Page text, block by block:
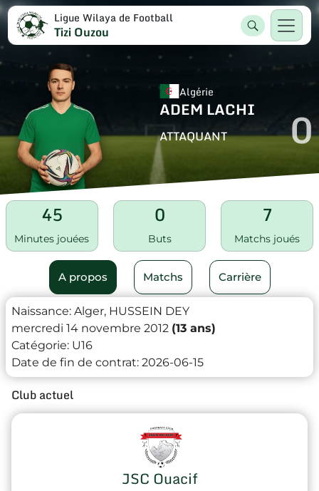
Ligue Wilaya de Football
Tizi Ouzou
Algérie
ADEM LACHI
ATTAQUANT 0
45
Minutes jouées
0
Buts
7
Matchs joués
A propos Matchs Carrière
Naissance: Alger, HUSSEIN DEY
mercredi 14 novembre 2012 (13 ans)
Catégorie: U16
Date de fin de contrat: 2026-06-15
Club actuel
JSC Ouacif